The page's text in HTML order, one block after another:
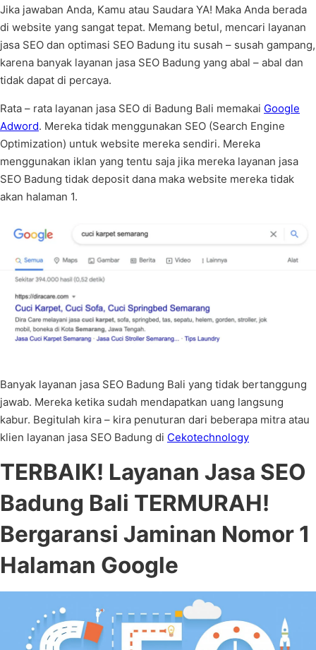
Jika jawaban Anda, Kamu atau Saudara YA! Maka Anda berada
di website yang sangat tepat. Memang betul, mencari layanan
jasa SEO dan optimasi SEO Badung itu susah – susah gampang,
karena banyak layanan jasa SEO Badung yang abal – abal dan
tidak dapat di percaya.
Rata – rata layanan jasa SEO di Badung Bali memakai Google
Adword. Mereka tidak menggunakan SEO (Search Engine
Optimization) untuk website mereka sendiri. Mereka
menggunakan iklan yang tentu saja jika mereka layanan jasa
SEO Badung tidak deposit dana maka website mereka tidak
akan halaman 1.
Banyak layanan jasa SEO Badung Bali yang tidak bertanggung
jawab. Mereka ketika sudah mendapatkan uang langsung
kabur. Begitulah kira – kira penuturan dari beberapa mitra atau
klien layanan jasa SEO Badung di Cekotechnology
TERBAIK! Layanan Jasa SEO
Badung Bali TERMURAH!
Bergaransi Jaminan Nomor 1
Halaman Google